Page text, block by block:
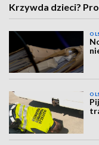
Krzywda dzieci?